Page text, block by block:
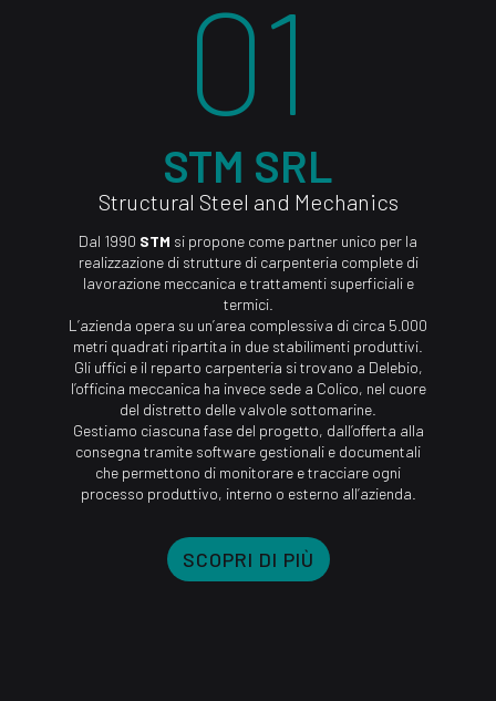
01
STM SRL
Structural Steel and Mechanics
Dal 1990 STM si propone come partner unico per la
realizzazione di strutture di carpenteria complete di
lavorazione meccanica e trattamenti superficiali e
termici.
L’azienda opera su un’area complessiva di circa 5.000
metri quadrati ripartita in due stabilimenti produttivi.
Gli uffici e il reparto carpenteria si trovano a Delebio,
l’officina meccanica ha invece sede a Colico, nel cuore
del distretto delle valvole sottomarine.
Gestiamo ciascuna fase del progetto, dall’offerta alla
consegna tramite software gestionali e documentali
che permettono di monitorare e tracciare ogni
processo produttivo, interno o esterno all’azienda.
SCOPRI DI PIÙ